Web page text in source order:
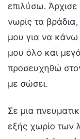
επιλύσω.
νωρίς τα
μου για να κάνω
μου όλο και
προσευχηθώ
με σώσει.
Σε μια
εξής χωρίο των